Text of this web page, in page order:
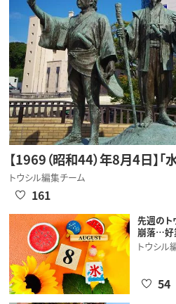
【1969（昭和44）年8月4日】
トウシル編集チーム
161
先週のト
崩落…好
トウシル
54